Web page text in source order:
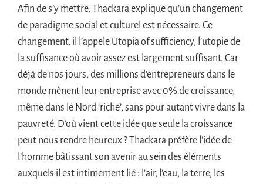
Afin de s’y mettre, Thackara explique qu’un changement
de paradigme social et culturel est nécessaire. Ce
changement, il l’appele Utopia of sufficiency, l’utopie de
la suffisance où avoir assez est largement suffisant. Car
déjà de nos jours, des millions d’entrepreneurs dans le
monde mènent leur entreprise avec 0% de croissance,
même dans le Nord ‘riche’, sans pour autant vivre dans la
pauvreté. D’où vient cette idée que seule la croissance
peut nous rendre heureux ? Thackara préfère l’idée de
l’homme bâtissant son avenir au sein des éléments
auxquels il est intimement lié : l’air, l’eau, la terre, les